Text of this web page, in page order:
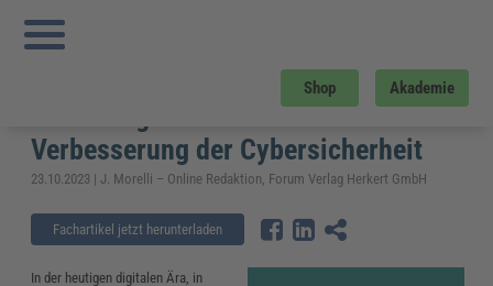
Shop Akademie
Sie sind hier:
Zyklus in der IT-Sicherheit: Ein notwendiger Ansatz zur Verbesserung der
Cybersicherheit
PDCA-Zyklus in der IT-Sicherheit: Ein
notwendiger Ansatz zur
Verbesserung der Cybersicherheit
23.10.2023 | J. Morelli – Online Redaktion, Forum Verlag Herkert GmbH
Fachartikel jetzt herunterladen
In der heutigen digitalen Ära, in